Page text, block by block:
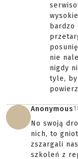
bardzo
nie
nigdy
tyle, by
Anonymous
No swoją
nich, to
zszargali
szkoleń z